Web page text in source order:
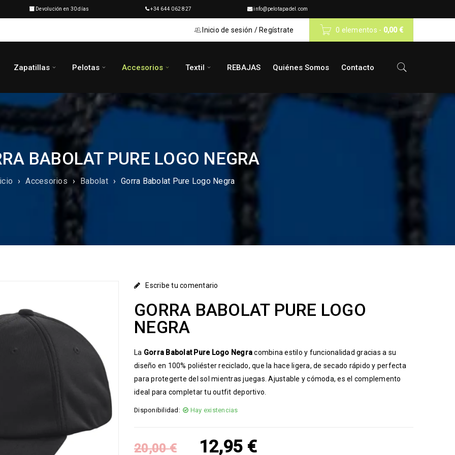
Devolución en 30 días +34 644 062 827 info@pelotapadel.com
0 elementos - 0,00€
Inicio de sesión / Regístrate
Zapatillas Pelotas Accesorios Textil REBAJAS Quiénes Somos Contacto
BABOLAT PURE LOGO NEGRA
› Accesorios › Babolat › Gorra Babolat Pure Logo Negra
Escribe tu comentario
GORRA BABOLAT PURE LOGO
NEGRA
La Gorra Babolat Pure Logo Negracombina estilo y funcionalidad gracias a su
diseño en 100% poliéster reciclado, que la hace ligera, de secado rápido y perfecta
para protegerte del sol mientras juegas. Ajustable y cómoda, es el complemento
ideal para completar tu outfit deportivo.
Disponibilidad: Hay existencias
20,00€ 12,95 €